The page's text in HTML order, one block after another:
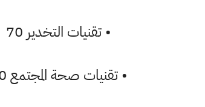
•تقنيات التخدير 70
•تقنيات صحة المجتمع 70